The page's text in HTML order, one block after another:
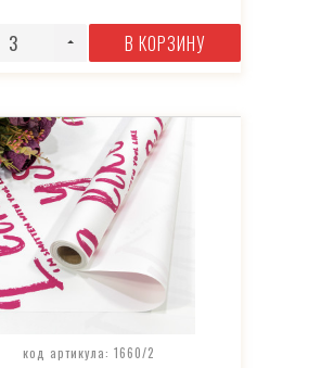
В КОРЗИНУ
код артикула: 1660/2